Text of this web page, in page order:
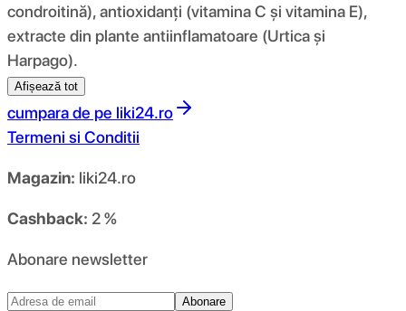
condroitină), antioxidanți (vitamina C și vitamina E),
extracte din plante antiinflamatoare (Urtica și
Harpago).
Afișează tot
cumpara de pe liki24.ro
Termeni si Conditii
Magazin: liki24.ro
Cashback: 2 %
Abonare newsletter
Abonare